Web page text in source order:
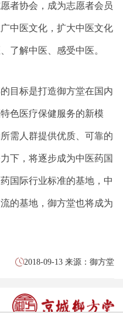
者协会，成为志愿者会员
中医文化，扩大中医文化
了解中医、感受中医。
目标是打造御方堂在国内
色医疗保健服务的新模
需人群提供优质、可靠的
下，将逐步成为中医药国
国际行业标准的基地，中
的基地，御方堂也将成为
2018-09-13 来源：御方堂